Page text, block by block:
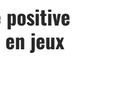
jeux